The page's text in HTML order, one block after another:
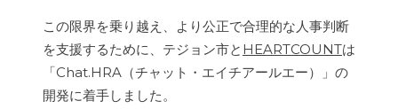
この限界を乗り越え、より公正で合理的な人事判断
を支援するために、テジョン市と HEARTCOUNTは
「Chat.HRA（チャット・エイチアールエー）」の
開発に着手しました。